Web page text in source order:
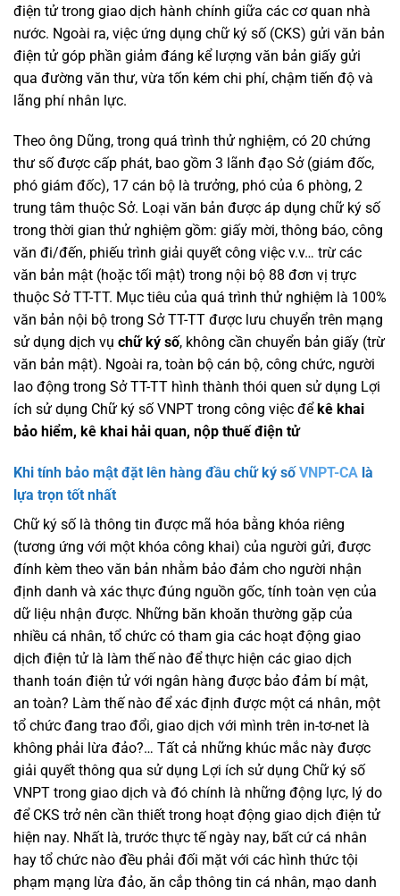
điện tử trong giao dịch hành chính giữa các cơ quan nhà
nước. Ngoài ra, việc ứng dụng chữ ký số (CKS) gửi văn bản
điện tử góp phần giảm đáng kể lượng văn bản giấy gửi
qua đường văn thư, vừa tốn kém chi phí, chậm tiến độ và
lãng phí nhân lực.
Theo ông Dũng, trong quá trình thử nghiệm, có 20 chứng
thư số được cấp phát, bao gồm 3 lãnh đạo Sở (giám đốc,
phó giám đốc), 17 cán bộ là trưởng, phó của 6 phòng, 2
trung tâm thuộc Sở. Loại văn bản được áp dụng chữ ký số
trong thời gian thử nghiệm gồm: giấy mời, thông báo, công
văn đi/đến, phiếu trình giải quyết công việc v.v… trừ các
văn bản mật (hoặc tối mật) trong nội bộ 88 đơn vị trực
thuộc Sở TT-TT. Mục tiêu của quá trình thử nghiệm là 100%
văn bản nội bộ trong Sở TT-TT được lưu chuyển trên mạng
sử dụng dịch vụ chữ ký số, không cần chuyển bản giấy (trừ
văn bản mật). Ngoài ra, toàn bộ cán bộ, công chức, người
lao động trong Sở TT-TT hình thành thói quen sử dụng Lợi
ích sử dụng Chữ ký số VNPT trong công việc để kê khai
bảo hiểm, kê khai hải quan, nộp thuế điện tử
Khi tính bảo mật đặt lên hàng đầu chữ ký số VNPT-CA là
lựa trọn tốt nhất
Chữ ký số là thông tin được mã hóa bằng khóa riêng
(tương ứng với một khóa công khai) của người gửi, được
đính kèm theo văn bản nhằm bảo đảm cho người nhận
định danh và xác thực đúng nguồn gốc, tính toàn vẹn của
dữ liệu nhận được. Những băn khoăn thường gặp của
nhiều cá nhân, tổ chức có tham gia các hoạt động giao
dịch điện tử là làm thế nào để thực hiện các giao dịch
thanh toán điện tử với ngân hàng được bảo đảm bí mật,
an toàn? Làm thế nào để xác định được một cá nhân, một
tổ chức đang trao đổi, giao dịch với mình trên in-tơ-net là
không phải lừa đảo?… Tất cả những khúc mắc này được
giải quyết thông qua sử dụng Lợi ích sử dụng Chữ ký số
VNPT trong giao dịch và đó chính là những động lực, lý do
để CKS trở nên cần thiết trong hoạt động giao dịch điện tử
hiện nay. Nhất là, trước thực tế ngày nay, bất cứ cá nhân
hay tổ chức nào đều phải đối mặt với các hình thức tội
phạm mạng lừa đảo, ăn cắp thông tin cá nhân, mạo danh